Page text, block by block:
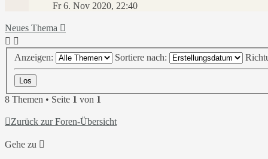
Fr 6. Nov 2020, 22:40
Neues Thema
Anzeigen: Sortiere nach:
8 Themen • Seite 1 von 1
Zurück zur Foren-Übersicht
Gehe zu